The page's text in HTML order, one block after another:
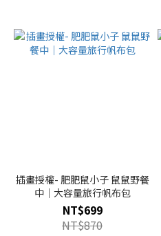
插畫授權- 肥肥鼠小子 鼠鼠野餐
中｜大容量旅行帆布包
NT$699
NT$870